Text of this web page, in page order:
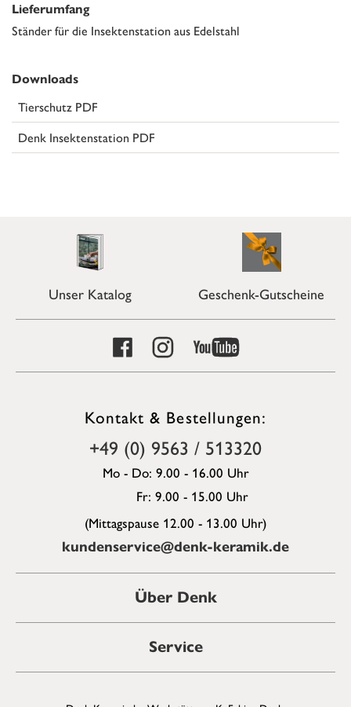
Lieferumfang
Ständer für die Insektenstation aus Edelstahl
Downloads
Tierschutz PDF
Denk Insektenstation PDF
Unser Katalog Geschenk-Gutscheine
Kontakt & Bestellungen:
+49 (0) 9563 / 513320
Mo - Do: 9.00 - 16.00 Uhr
Fr: 9.00 - 15.00 Uhr
(Mittagspause 12.00 - 13.00 Uhr)
kundenservice@denk-keramik.de
Über Denk
Service